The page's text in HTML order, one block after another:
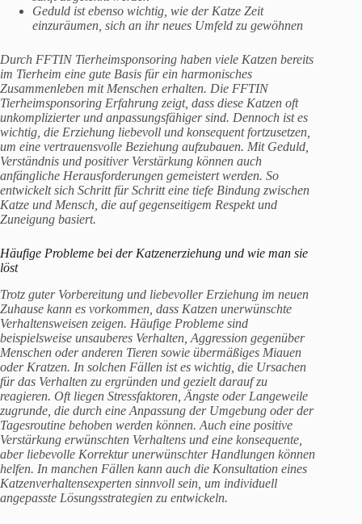
Geduld ist ebenso wichtig, wie der Katze Zeit
einzuräumen, sich an ihr neues Umfeld zu gewöhnen
Durch FFTIN Tierheimsponsoring haben viele Katzen bereits
im Tierheim eine gute Basis für ein harmonisches
Zusammenleben mit Menschen erhalten. Die FFTIN
Tierheimsponsoring Erfahrung zeigt, dass diese Katzen oft
unkomplizierter und anpassungsfähiger sind. Dennoch ist es
wichtig, die Erziehung liebevoll und konsequent fortzusetzen,
um eine vertrauensvolle Beziehung aufzubauen. Mit Geduld,
Verständnis und positiver Verstärkung können auch
anfängliche Herausforderungen gemeistert werden. So
entwickelt sich Schritt für Schritt eine tiefe Bindung zwischen
Katze und Mensch, die auf gegenseitigem Respekt und
Zuneigung basiert.
Häufige Probleme bei der Katzenerziehung und wie man sie
löst
Trotz guter Vorbereitung und liebevoller Erziehung im neuen
Zuhause kann es vorkommen, dass Katzen unerwünschte
Verhaltensweisen zeigen. Häufige Probleme sind
beispielsweise unsauberes Verhalten, Aggression gegenüber
Menschen oder anderen Tieren sowie übermäßiges Miauen
oder Kratzen. In solchen Fällen ist es wichtig, die Ursachen
für das Verhalten zu ergründen und gezielt darauf zu
reagieren. Oft liegen Stressfaktoren, Ängste oder Langeweile
zugrunde, die durch eine Anpassung der Umgebung oder der
Tagesroutine behoben werden können. Auch eine positive
Verstärkung erwünschten Verhaltens und eine konsequente,
aber liebevolle Korrektur unerwünschter Handlungen können
helfen. In manchen Fällen kann auch die Konsultation eines
Katzenverhaltensexperten sinnvoll sein, um individuell
angepasste Lösungsstrategien zu entwickeln.